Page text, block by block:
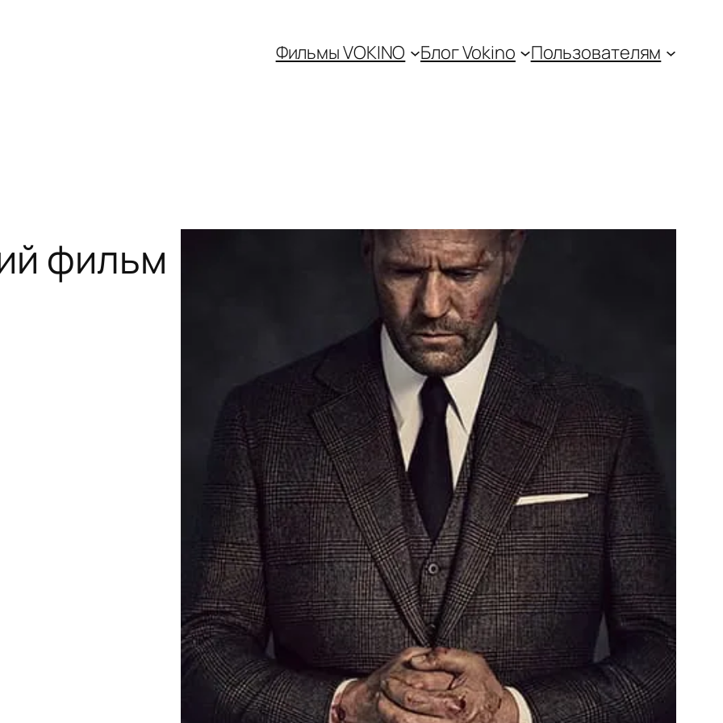
Фильмы VOKINO Блог Vokino Пользователям
фильм